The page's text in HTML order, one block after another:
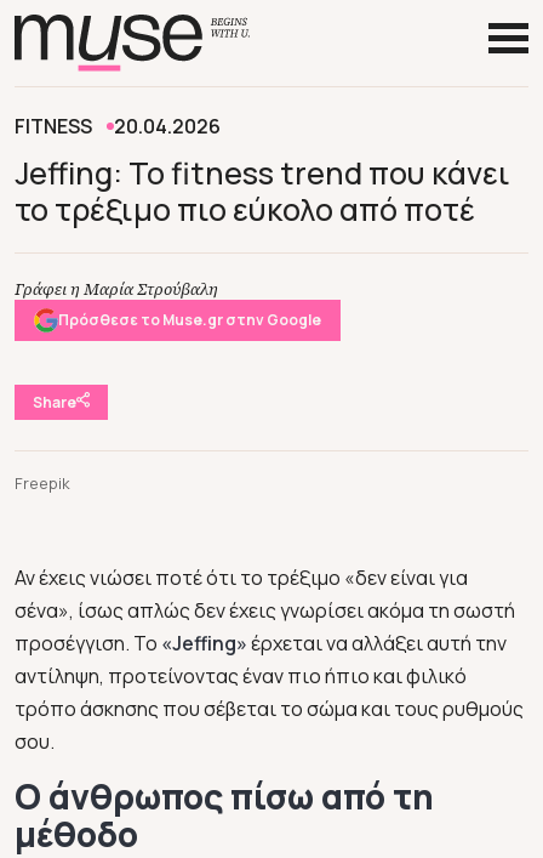
FITNESS 20.04.2026
Jeffing: Το fitness trend που κάνει
το τρέξιμο πιο εύκολο από ποτέ
Γράφει η Μαρία Στρούβαλη
Πρόσθεσε το Muse.gr στην Google
Share
Freepik
Αν έχεις νιώσει ποτέ ότι το τρέξιμο «δεν είναι για
σένα», ίσως απλώς δεν έχεις γνωρίσει ακόμα τη σωστή
προσέγγιση. Το «Jeffing»έρχεται να αλλάξει αυτή την
αντίληψη, προτείνοντας έναν πιο ήπιο και φιλικό
τρόπο άσκησης που σέβεται το σώμα και τους ρυθμούς
σου.
Ο άνθρωπος πίσω από τη
μέθοδο